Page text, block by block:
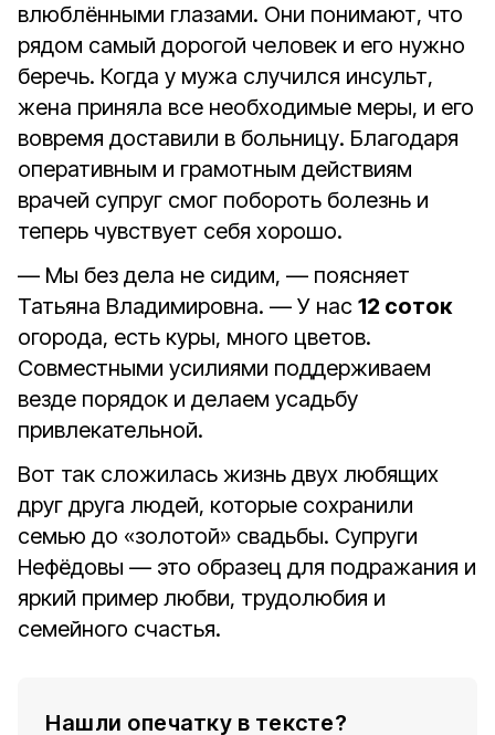
влюблёнными глазами. Они понимают, что
рядом самый дорогой человек и его нужно
беречь. Когда у мужа случился инсульт,
жена приняла все необходимые меры, и его
вовремя доставили в больницу. Благодаря
оперативным и грамотным действиям
врачей супруг смог побороть болезнь и
теперь чувствует себя хорошо.
— Мы без дела не сидим, — поясняет
Татьяна Владимировна. — У нас 12 соток
огорода, есть куры, много цветов.
Совместными усилиями поддерживаем
везде порядок и делаем усадьбу
привлекательной.
Вот так сложилась жизнь двух любящих
друг друга людей, которые сохранили
семью до «золотой» свадьбы. Супруги
Нефёдовы — это образец для подражания и
яркий пример любви, трудолюбия и
семейного счастья.
Нашли опечатку в тексте?